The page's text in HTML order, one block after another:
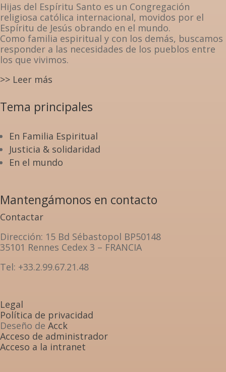
Hijas del Espíritu Santo es un Congregación
religiosa católica internacional, movidos por el
Espíritu de Jesús obrando en el mundo.
Como familia espiritual y con los demás, buscamos
responder a las necesidades de los pueblos entre
los que vivimos.
>> Leer más
Tema principales
En Familia Espiritual
Justicia & solidaridad
En el mundo
Mantengámonos en contacto
Contactar
Dirección: 15 Bd Sébastopol BP50148
35101 Rennes Cedex 3 – FRANCIA
Tel: +33.2.99.67.21.48
Legal
Política de privacidad
Deseño de Acck
Acceso de administrador
Acceso a la intranet